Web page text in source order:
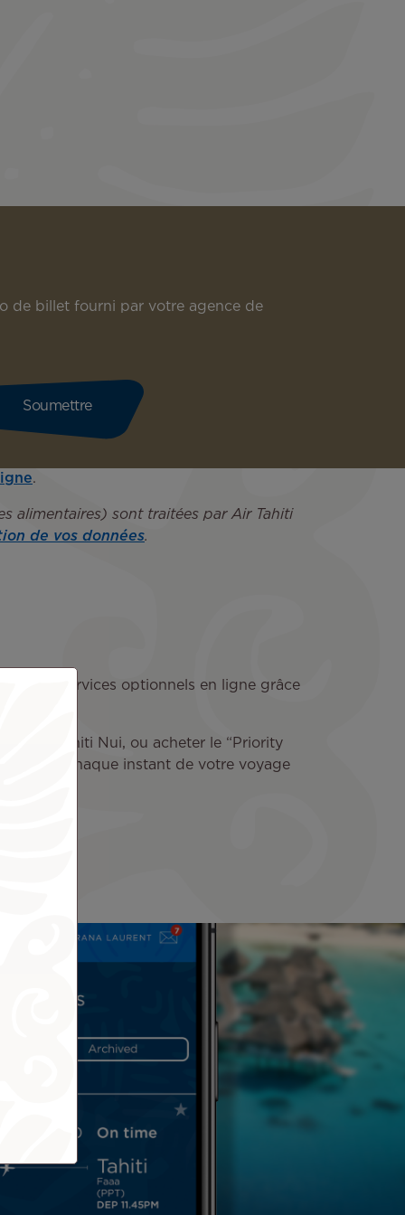
de billet fourni par votre agence de
.
alimentaires) sont traitées par Air Tahiti
de vos données.
vos services optionnels en ligne grâce
Air Tahiti Nui, ou acheter le “Priority
faire de chaque instant de votre voyage